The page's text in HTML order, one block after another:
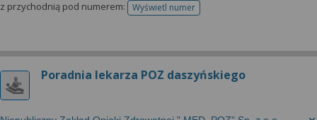
z przychodnią pod numerem:
Wyświetl numertelefonu do rejestracji
Poradnia lekarza POZ daszyńskiego